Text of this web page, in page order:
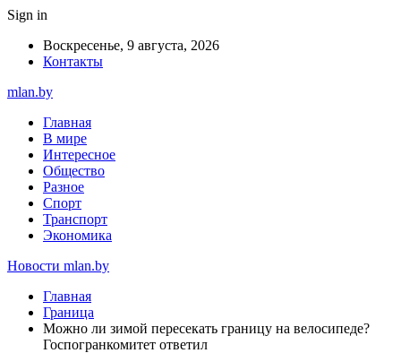
Sign in
Воскресенье, 9 августа, 2026
Контакты
mlan.by
Главная
В мире
Интересное
Общество
Разное
Спорт
Транспорт
Экономика
Новости mlan.by
Главная
Граница
Можно ли зимой пересекать границу на велосипеде?
Госпогранкомитет ответил